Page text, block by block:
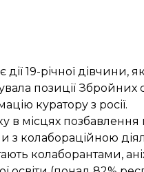
19-річної дівчини,
позиції
куратору з росії.
в місцях
колабораційною
колаборантами,